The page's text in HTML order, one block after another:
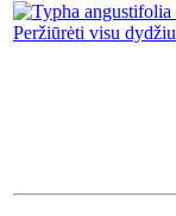
Peržiūrėti visu dydžiu